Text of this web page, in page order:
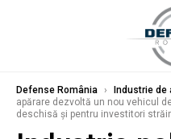
Defense România › Industrie de
apărare dezvoltă un nou vehicul
deschisă şi pentru investitori